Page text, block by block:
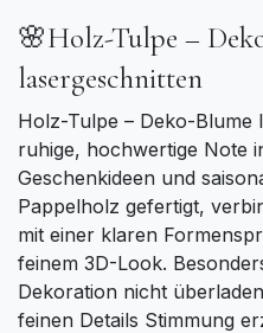
🌸Holz-Tulpe –
lasergeschnitten
Holz-Tulpe – Deko-Blume
ruhige, hochwertige Note
Geschenkideen und
Pappelholz gefertigt,
mit einer klaren
feinem 3D-Look.
Dekoration nicht
feinen Details Stimmung